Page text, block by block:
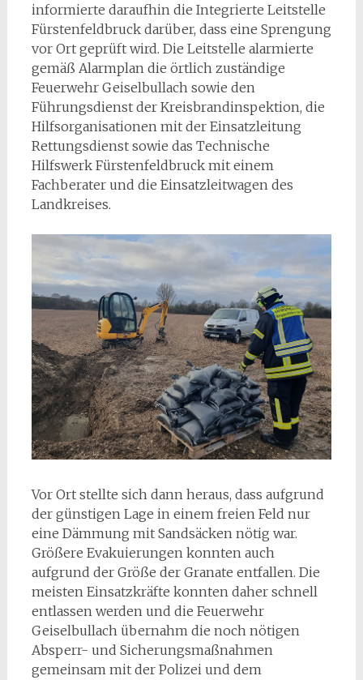
informierte daraufhin die Integrierte Leitstelle
Fürstenfeldbruck darüber, dass eine Sprengung
vor Ort geprüft wird. Die Leitstelle alarmierte
gemäß Alarmplan die örtlich zuständige
Feuerwehr Geiselbullach sowie den
Führungsdienst der Kreisbrandinspektion, die
Hilfsorganisationen mit der Einsatzleitung
Rettungsdienst sowie das Technische
Hilfswerk Fürstenfeldbruck mit einem
Fachberater und die Einsatzleitwagen des
Landkreises.
Vor Ort stellte sich dann heraus, dass aufgrund
der günstigen Lage in einem freien Feld nur
eine Dämmung mit Sandsäcken nötig war.
Größere Evakuierungen konnten auch
aufgrund der Größe der Granate entfallen. Die
meisten Einsatzkräfte konnten daher schnell
entlassen werden und die Feuerwehr
Geiselbullach übernahm die noch nötigen
Absperr- und Sicherungsmaßnahmen
gemeinsam mit der Polizei und dem